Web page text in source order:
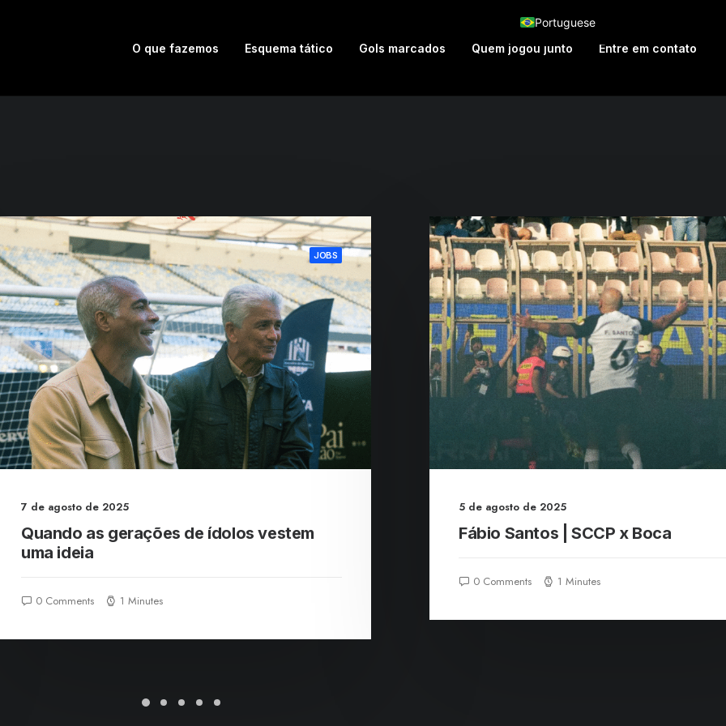
O que fazemos Esquema tático Gols marcados Quem jogou junto Entre em contato
JOBS
7 de agosto de 2025
Quando as gerações de ídolos vestem
uma ideia
0 Comments 1 Minutes
5 de agosto de 2025
Fábio Santos | SCCP x Boca
0 Comments 1 Minutes
Portuguese